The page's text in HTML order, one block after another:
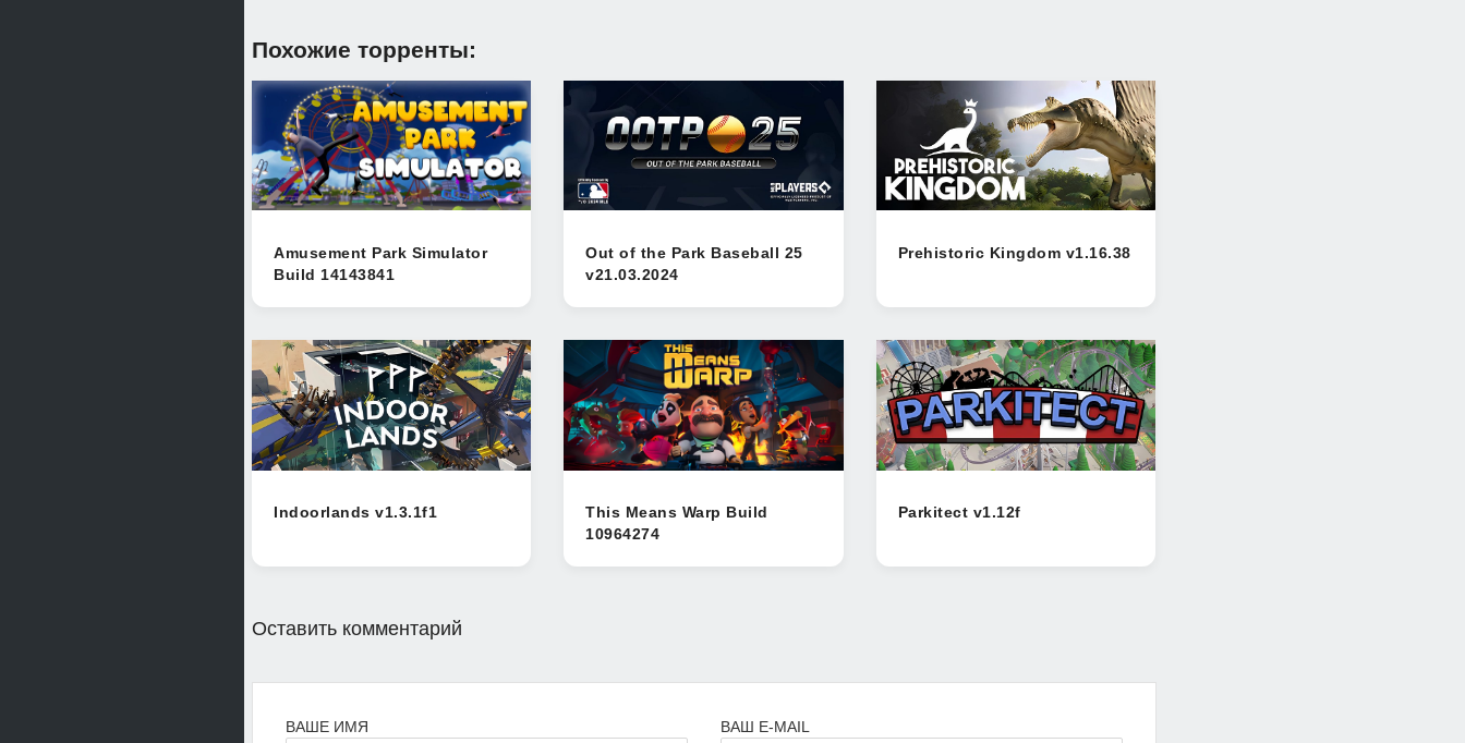
Похожие торренты:
Amusement Park Simulator
Build 14143841
Out of the Park Baseball 25
v21.03.2024
Prehistoric Kingdom v1.16.38
Indoorlands v1.3.1f1
This Means Warp Build
10964274
Parkitect v1.12f
Оставить комментарий
ВАШЕ ИМЯ ВАШ E-MAIL